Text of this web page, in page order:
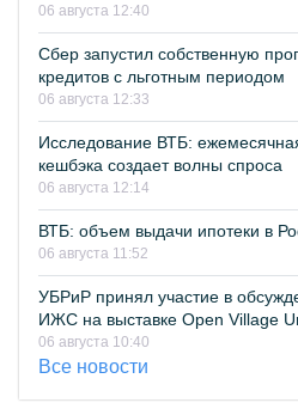
06 августа 12:40
Сбер запустил собственную
кредитов с льготным периодом
06 августа 12:33
Исследование ВТБ:
кешбэка создает волны спроса
06 августа 12:14
ВТБ: объем выдачи ипотеки в
06 августа 11:52
УБРиР принял участие в
ИЖС на выставке Open Village
06 августа 10:40
Все новости